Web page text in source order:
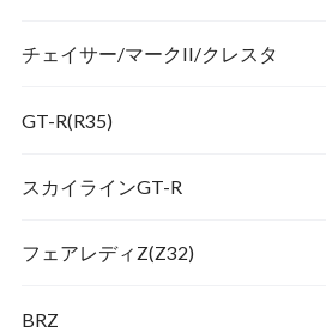
チェイサー/マークII/クレスタ
GT-R(R35)
スカイラインGT-R
フェアレディZ(Z32)
BRZ